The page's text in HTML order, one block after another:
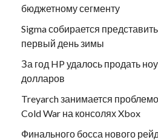
бюджетному сегменту
Sigma собирается
первый день зимы
За год HP удалось продать
долларов
Treyarch занимается
Cold War на консолях Xbox
Финального босса нового